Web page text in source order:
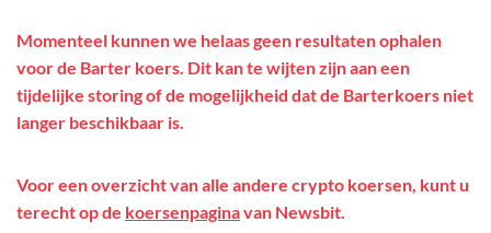
Momenteel kunnen we helaas geen resultaten ophalen
voor de Barter koers. Dit kan te wijten zijn aan een
tijdelijke storing of de mogelijkheid dat de Barterkoers niet
langer beschikbaar is.
Voor een overzicht van alle andere crypto koersen, kunt u
terecht op de koersenpaginavan Newsbit.